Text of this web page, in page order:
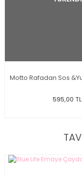
Motto Rafadan Sos
595,00 TL